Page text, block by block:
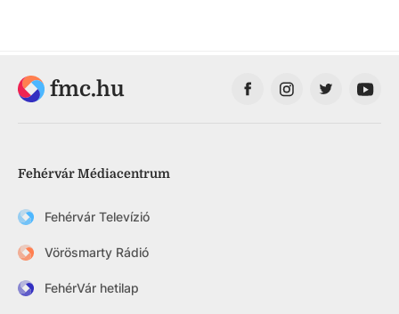
fmc.hu
Fehérvár Médiacentrum
Fehérvár Televízió
Vörösmarty Rádió
FehérVár hetilap